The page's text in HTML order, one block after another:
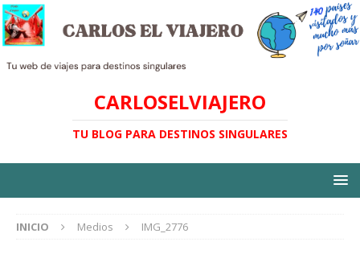
CARLOSELVIAJERO
TU BLOG PARA DESTINOS SINGULARES
INICIO Medios IMG_2776